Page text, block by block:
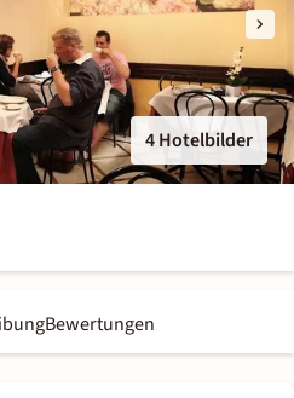
4 Hotelbilder
Bewertungen